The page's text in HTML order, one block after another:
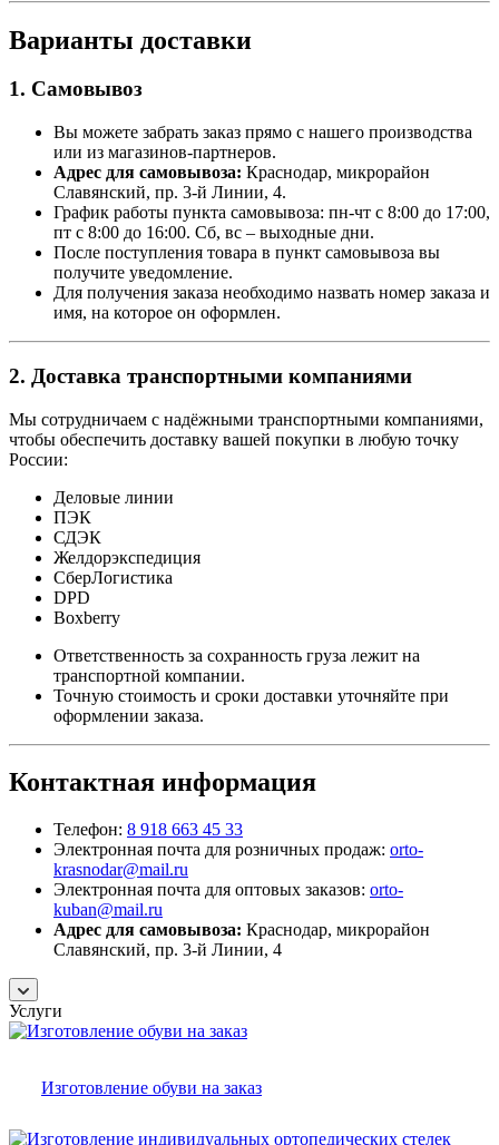
Варианты доставки
1. Самовывоз
Вы можете забрать заказ прямо с нашего производства
или из магазинов-партнеров.
Адрес для самовывоза: Краснодар, микрорайон
Славянский, пр. 3-й Линии, 4.
График работы пункта самовывоза: пн-чт с 8:00 до 17:00,
пт с 8:00 до 16:00. Сб, вс – выходные дни.
После поступления товара в пункт самовывоза вы
получите уведомление.
Для получения заказа необходимо назвать номер заказа и
имя, на которое он оформлен.
2. Доставка транспортными компаниями
Мы сотрудничаем с надёжными транспортными компаниями,
чтобы обеспечить доставку вашей покупки в любую точку
России:
Деловые линии
ПЭК
СДЭК
Желдорэкспедиция
СберЛогистика
DPD
Boxberry
Ответственность за сохранность груза лежит на
транспортной компании.
Точную стоимость и сроки доставки уточняйте при
оформлении заказа.
Контактная информация
Телефон: 8 918 663 45 33
Электронная почта для розничных продаж: orto-
krasnodar@mail.ru
Электронная почта для оптовых заказов: orto-
kuban@mail.ru
Адрес для самовывоза: Краснодар, микрорайон
Славянский, пр. 3-й Линии, 4
Услуги
Изготовление обуви на заказ